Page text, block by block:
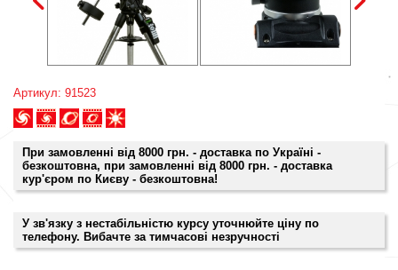
Артикул: 91523
При замовленні від 8000 грн. - доставка по Україні -
безкоштовна, при замовленні від 8000 грн. - доставка
кур'єром по Києву - безкоштовна!
У зв'язку з нестабільністю курсу уточнюйте ціну по
телефону. Вибачте за тимчасові незручності